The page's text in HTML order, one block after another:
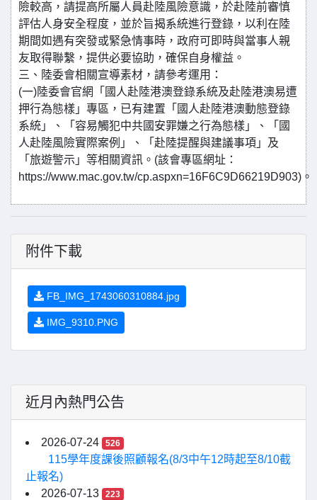
險較高，請提高所屬人員赴陸風險意識，於赴陸前審慎
評估人身安全程度，並於旨揭系統進行登錄，以利在陸
期間如遇有突發或緊急情事時，政府可即時與當事人親
友取得聯繫，提供必要協助，確保自身權益。
三、陸委會相關宣導素材，請參考運用：
(一)陸委會官網「國人赴陸港澳登錄系統及赴陸港澳易遭
押行為態樣」專區，已有建置「國人赴陸港澳動態登錄
系統」、「容易觸犯中共國安罪嫌之行為態樣」、「國
人赴陸風險實際案例」、「赴陸提醒與建議事項」及
「旅遊警示」等相關資訊。(該會專區網址：
https://www.mac.gov.tw/cp.aspxn=16F6C9D66219D903)。
附件下載
FB_IMG_1743060310884.jpg
IMG_9310.PNG
近月內熱門公告
2026-07-24 526
115學年度課後照顧報名(8/3中午12時起至8/10截
止報名)
2026-07-13
223